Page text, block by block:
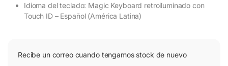
Idioma del teclado: Magic Keyboard retroiluminado con
Touch ID – Español (América Latina)
Recibe un correo cuando tengamos stock de nuevo